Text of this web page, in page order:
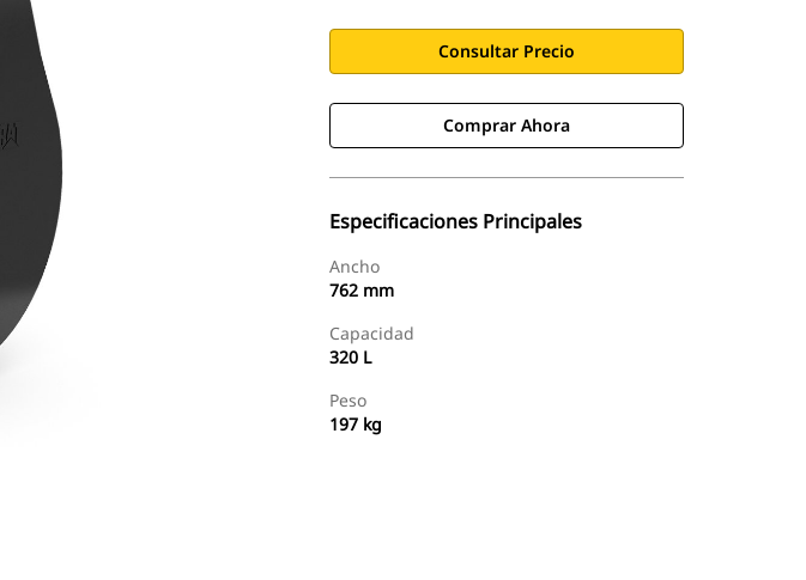
Consultar Precio
Comprar Ahora
Especificaciones Principales
Ancho
762 mm
Capacidad
320 L
Peso
197 kg